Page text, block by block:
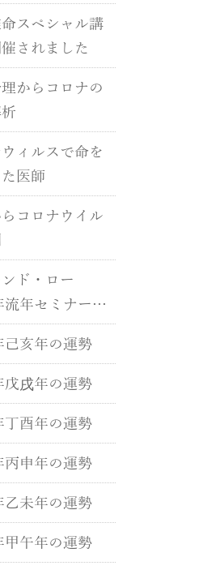
ました。
スペシャル講
されました
からコロナの
ィルスで命を
医師
コロナウイル
ド・ロー
流年セミナーが
ました。
己亥年の運勢
戊戌年の運勢
丁酉年の運勢
丙申年の運勢
乙未年の運勢
甲午年の運勢